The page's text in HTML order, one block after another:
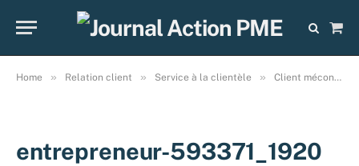
Cart
Home » Relation client » Service à la clientèle » Client mécontent : quelle attitude à adopter avec lui?
entrepreneur-593371_1920